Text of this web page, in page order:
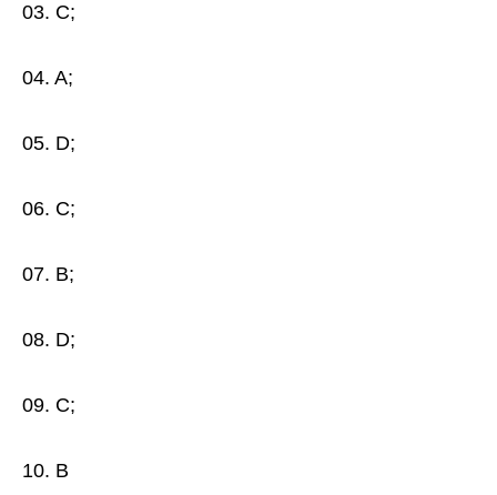
03. C;
04. A;
05. D;
06. C;
07. B;
08. D;
09. C;
10. B